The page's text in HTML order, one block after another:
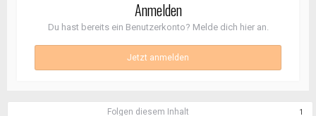
Anmelden
Du hast bereits ein Benutzerkonto? Melde dich hier an.
Jetzt anmelden
Folgen diesem Inhalt 1